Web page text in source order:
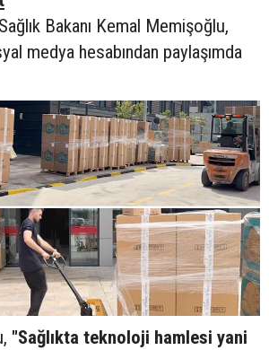
Sağlık Bakanı Kemal Memişoğlu,
medya hesabından paylaşımda
"Sağlıkta teknoloji hamlesi yani